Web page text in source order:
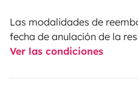
Las modalidades de
fecha de anulación de la
Ver las condiciones